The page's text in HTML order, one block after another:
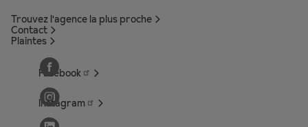
Trouvez l'agence la plus proche
Contact
Plaintes
Facebook
Instagram